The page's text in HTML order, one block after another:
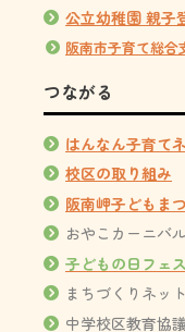
公立幼稚園 親子
阪南市子育て総合
つながる
はんなん子育て
校区の取り組み
阪南岬子どもま
おやこカーニバ
子どもの日フェ
まちづくりネッ
中学校区教育協